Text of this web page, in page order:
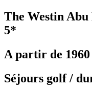
The Westin
5*
A partir de
Séjours golf /